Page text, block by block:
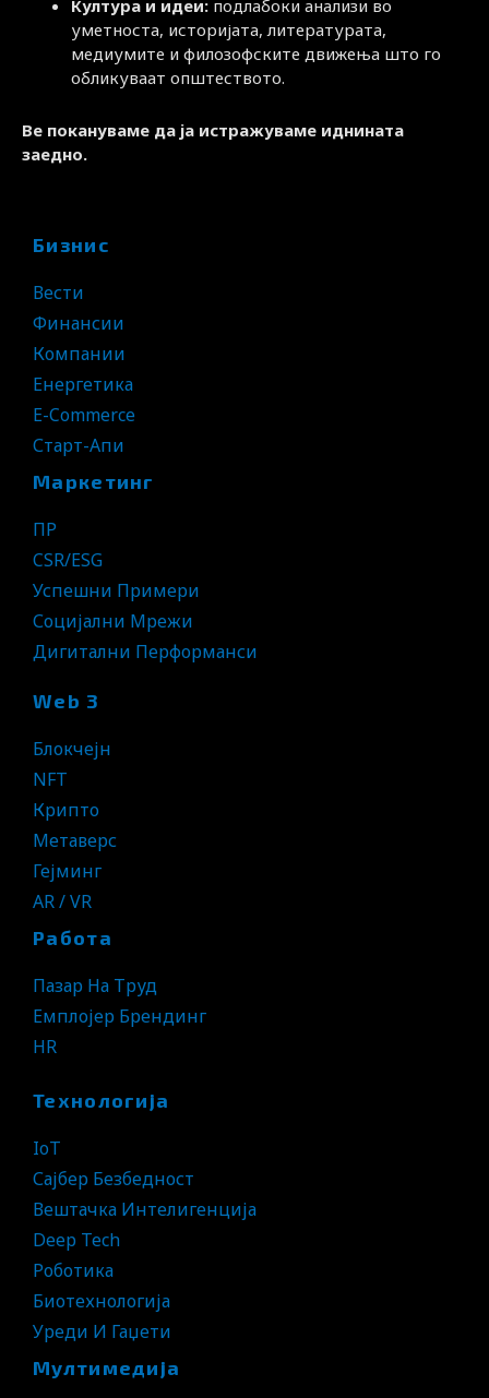
Култура и идеи: подлабоки анализи во
уметноста, историјата, литературата,
медиумите и филозофските движења што го
обликуваат општеството.
Ве покануваме да ја истражуваме иднината
заедно.
Бизнис
Вести
Финансии
Компании
Енергетика
E-Commerce
Старт-Апи
Маркетинг
ПР
CSR/ESG
Успешни Примери
Социјални Мрежи
Дигитални Перформанси
Web 3
Блокчејн
NFT
Крипто
Метаверс
Гејминг
AR / VR
Работа
Пазар На Труд
Емплојер Брендинг
HR
Технологија
IoT
Сајбер Безбедност
Вештачка Интелигенција
Deep Tech
Роботика
Биотехнологија
Уреди И Гаџети
Мултимедија